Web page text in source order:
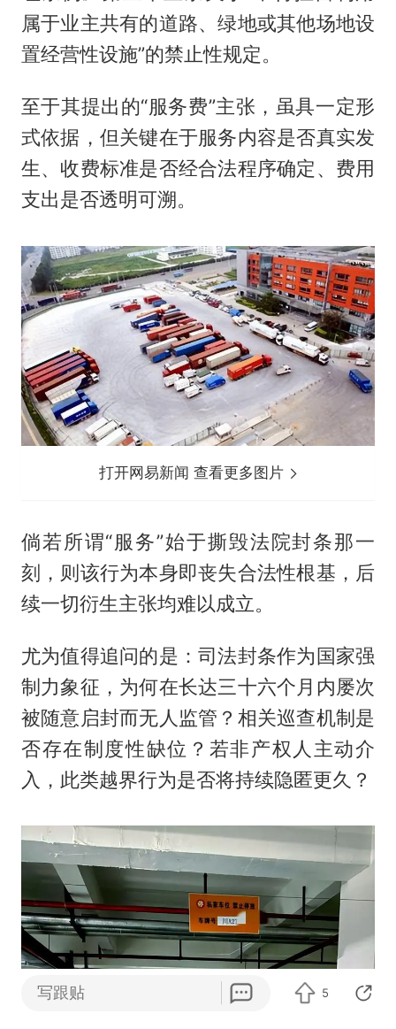
属于业主共有的道路、绿地或其他场地设
置经营性设施”的禁止性规定。
至于其提出的“服务费”主张，虽具一定形
式依据，但关键在于服务内容是否真实发
生、收费标准是否经合法程序确定、费用
支出是否透明可溯。
打开网易新闻 查看更多图片
倘若所谓“服务”始于撕毁法院封条那一
刻，则该行为本身即丧失合法性根基，后
续一切衍生主张均难以成立。
尤为值得追问的是：司法封条作为国家强
制力象征，为何在长达三十六个月内屡次
被随意启封而无人监管？相关巡查机制是
否存在制度性缺位？若非产权人主动介
入，此类越界行为是否将持续隐匿更久？
写跟贴 5